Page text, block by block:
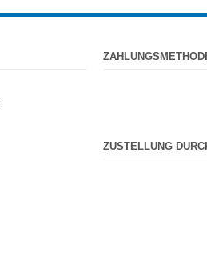
ZUSTELLUNG